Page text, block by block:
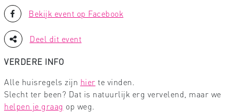
Bekijk event op Facebook
Deel dit event
VERDERE INFO
Alle huisregels zijn hier te vinden.
Slecht ter been? Dat is natuurlijk erg vervelend, maar we
helpen je graag op weg.